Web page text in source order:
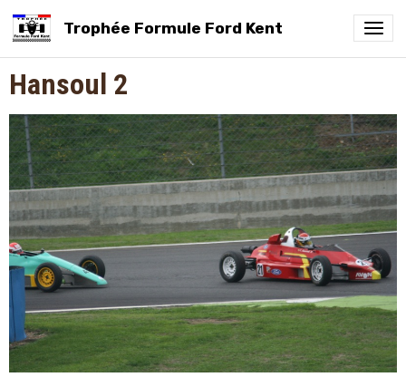
Trophée Formule Ford Kent
Hansoul 2